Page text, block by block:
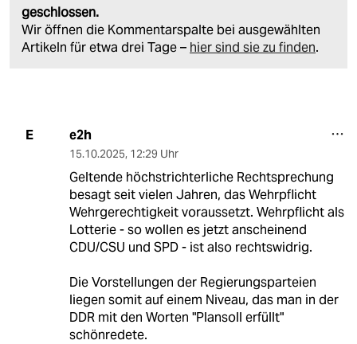
geschlossen.
Wir öffnen die Kommentarspalte bei ausgewählten
Artikeln für etwa drei Tage – hier sind sie zu finden.
E e2h
15.10.2025, 12:29 Uhr
Geltende höchstrichterliche Rechtsprechung
besagt seit vielen Jahren, das Wehrpflicht
Wehrgerechtigkeit voraussetzt. Wehrpflicht als
Lotterie - so wollen es jetzt anscheinend
CDU/CSU und SPD - ist also rechtswidrig.
Die Vorstellungen der Regierungsparteien
liegen somit auf einem Niveau, das man in der
DDR mit den Worten "Plansoll erfüllt"
schönredete.